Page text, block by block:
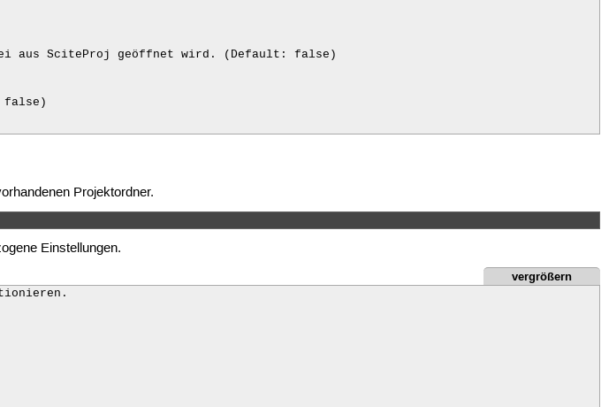
aus SciteProj geöffnet wird. (Default: false)
false)
false)
Projektordner.
Einstellungen.
vergrößern